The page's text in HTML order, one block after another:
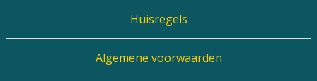
Huisregels
Algemene voorwaarden